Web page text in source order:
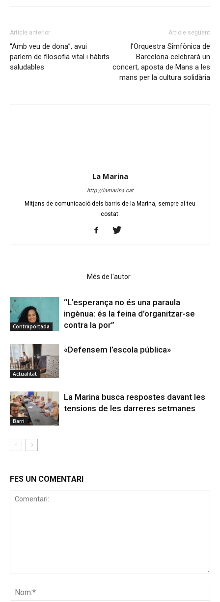
Article anterior
“Amb veu de dona”, avui
parlem de filosofia vital i hàbits
saludables
Article següent
l’Orquestra Simfònica de
Barcelona celebrarà un
concert, aposta de Mans a les
mans per la cultura solidària
La Marina
http://lamarina.cat
Mitjans de comunicació dels barris de la Marina, sempre al teu
costat.
Més de l'autor
Contraportada
“L’esperança no és una paraula
ingènua: és la feina d’organitzar-se
contra la por”
Actualitat
«Defensem l’escola pública»
Barri
La Marina busca respostes davant les
tensions de les darreres setmanes
FES UN COMENTARI